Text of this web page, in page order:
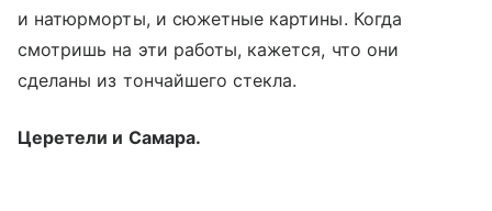
и натюрморты, и сюжетные картины. Когда
смотришь на эти работы, кажется, что они
сделаны из тончайшего стекла.
Церетели и Самара.